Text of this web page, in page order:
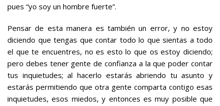
pues “yo soy un hombre fuerte”.
Pensar de esta manera es también un error, y no estoy
diciendo que tengas que contar todo lo que sientas a todo
el que te encuentres, no es esto lo que os estoy diciendo;
pero debes tener gente de confianza a la que poder contar
tus inquietudes; al hacerlo estarás abriendo tu asunto y
estarás permitiendo que otra gente comparta contigo esas
inquietudes, esos miedos, y entonces es muy posible que